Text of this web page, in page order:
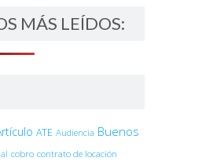
MÁS LEÍDOS:
ATE Audiencia Buenos
cobro contrato de locación